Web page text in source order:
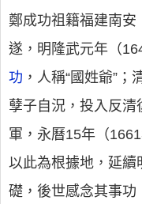
鄭成功祖籍福建南安
遂，明隆武元年（
功 ，人稱“國姓爺”
孽子自況，投入反
軍，永曆15年（
以此為根據地，延
礎，後世感念其事功